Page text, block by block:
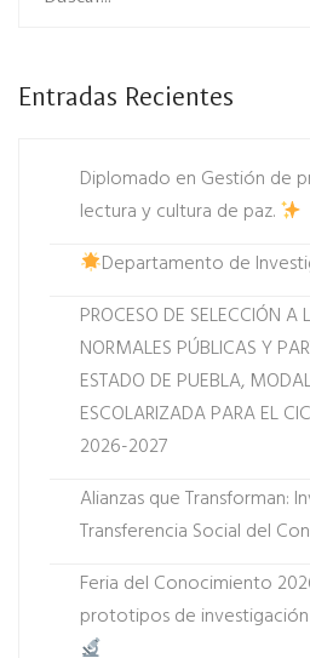
Entradas Recientes
Diplomado en Gestión de
lectura y cultura de paz.
Departamento de
PROCESO DE SELECCIÓN A
NORMALES PÚBLICAS Y
ESTADO DE PUEBLA,
ESCOLARIZADA PARA EL
2026-2027
Alianzas que Transforman:
Transferencia Social del
Feria del Conocimiento
prototipos de